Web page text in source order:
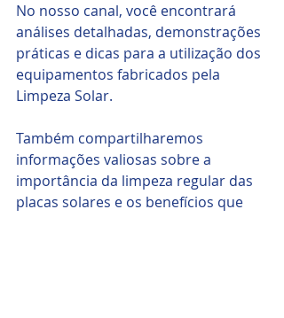
No nosso canal, você encontrará
análises detalhadas, demonstrações
práticas e dicas para a utilização dos
equipamentos fabricados pela
Limpeza Solar.
Também compartilharemos
informações valiosas sobre a
importância da limpeza regular das
placas solares e os benefícios que